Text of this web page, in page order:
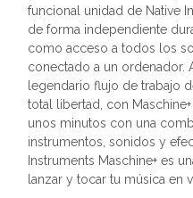
funcional unidad de Native
de forma independiente
como acceso a todos los
conectado a un ordenador.
legendario flujo de trabajo
total libertad, con
unos minutos con una
instrumentos, sonidos y
Instruments Maschine+ es
lanzar y tocar tu música en